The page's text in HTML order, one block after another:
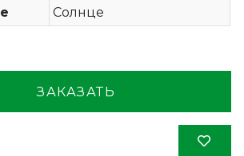
Солнце
ЗАКАЗАТЬ